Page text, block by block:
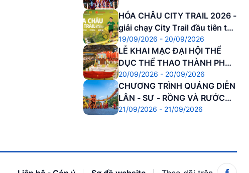
19/09/2026 - 20/09/2026
HÓA CHÂU CITY TRAIL 2026 -
giải chạy City Trail đầu tiên tại
Cố đô
20/09/2026 - 20/09/2026
LỄ KHAI MẠC ĐẠI HỘI THỂ
DỤC THỂ THAO THÀNH PHỐ
HUẾ
21/09/2026 - 21/09/2026
CHƯƠNG TRÌNH QUẢNG DIỄN
LÂN - SƯ - RỒNG VÀ RƯỚC
ĐÈN TRUNG THU